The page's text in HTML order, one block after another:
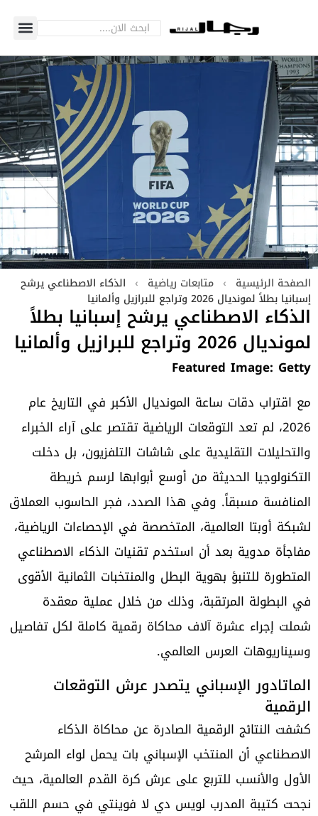
الصفحة الرئيسية › متابعات رياضية › الذكاء الاصطناعي يرشح
إسبانيا بطلاً لمونديال 2026 وتراجع للبرازيل وألمانيا
الذكاء الاصطناعي يرشح إسبانيا بطلاً
لمونديال 2026 وتراجع للبرازيل وألمانيا
Featured Image: Getty
مع اقتراب دقات ساعة المونديال الأكبر في التاريخ عام
2026، لم تعد التوقعات الرياضية تقتصر على آراء الخبراء
والتحليلات التقليدية على شاشات التلفزيون، بل دخلت
التكنولوجيا الحديثة من أوسع أبوابها لرسم خريطة
المنافسة مسبقاً. وفي هذا الصدد، فجر الحاسوب العملاق
لشبكة أوبتا العالمية، المتخصصة في الإحصاءات الرياضية،
مفاجأة مدوية بعد أن استخدم تقنيات الذكاء الاصطناعي
المتطورة للتنبؤ بهوية البطل والمنتخبات الثمانية الأقوى
في البطولة المرتقبة، وذلك من خلال عملية معقدة
شملت إجراء عشرة آلاف محاكاة رقمية كاملة لكل تفاصيل
وسيناريوهات العرس العالمي.
الماتادور الإسباني يتصدر عرش التوقعات
الرقمية
كشفت النتائج الرقمية الصادرة عن محاكاة الذكاء
الاصطناعي أن المنتخب الإسباني بات يحمل لواء المرشح
الأول والأنسب للتربع على عرش كرة القدم العالمية، حيث
نجحت كتيبة المدرب لويس دي لا فوينتي في حسم اللقب